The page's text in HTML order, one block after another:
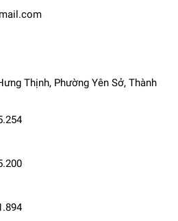
Thịnh, Phường Yên Sở, Thành